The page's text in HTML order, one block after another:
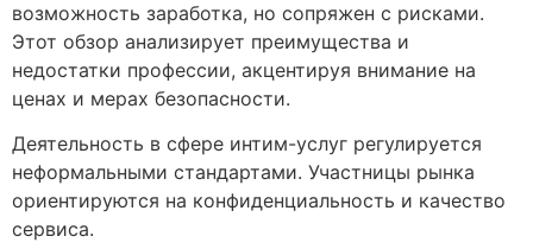
возможность заработка, но сопряжен с рисками.
Этот обзор анализирует преимущества и
недостатки профессии, акцентируя внимание на
ценах и мерах безопасности.
Деятельность в сфере интим-услуг регулируется
неформальными стандартами. Участницы рынка
ориентируются на конфиденциальность и качество
сервиса.